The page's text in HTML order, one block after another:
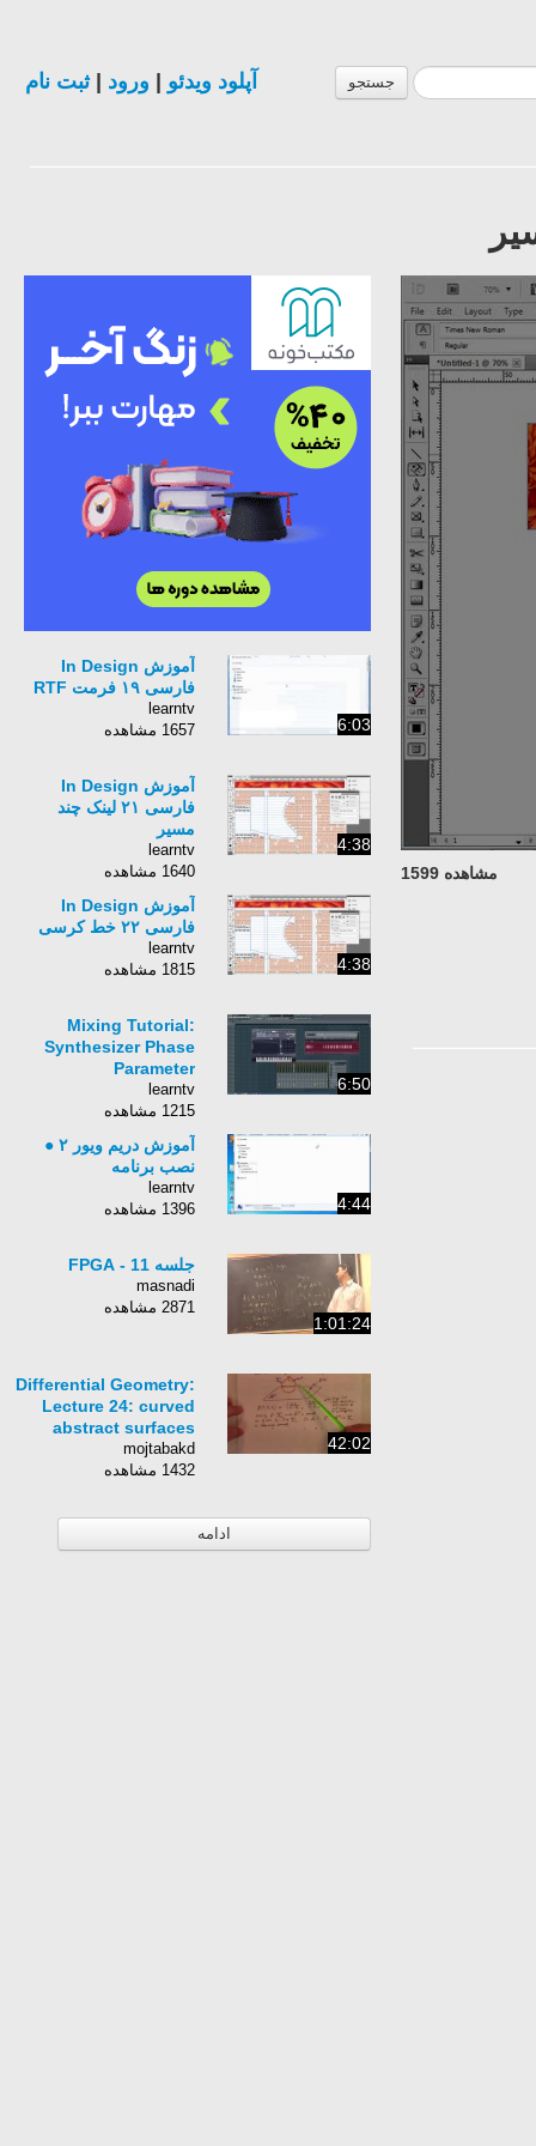
جستجو آپلود ویدئو ورود |ثبت نام
مشاهده 1599
6:03
آموزش In Design
فارسی ۱۹ فرمت RTF
learntv
1657 مشاهده
4:38
آموزش In Design
فارسی ۲۱ لینک چند
مسیر
learntv
1640 مشاهده
4:38
آموزش In Design
فارسی ۲۲ خط کرسی
learntv
1815 مشاهده
6:50
Mixing Tutorial:
Synthesizer Phase
Parameter
learntv
1215 مشاهده
4:44
آموزش دريم ويور ۲ ●
نصب برنامه
learntv
1396 مشاهده
1:01:24
جلسه 11 - FPGA
masnadi
2871 مشاهده
42:02
Differential Geometry:
Lecture 24: curved
abstract surfaces
mojtabakd
1432 مشاهده
ادامه